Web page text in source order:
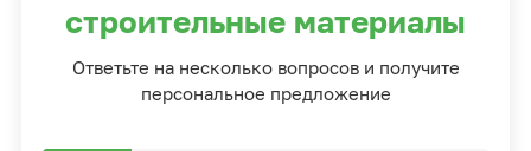
строительные материалы
Ответьте на несколько вопросов и получите
персональное предложение